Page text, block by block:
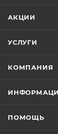
АКЦИИ
УСЛУГИ
КОМПАНИЯ
ПОМОЩЬ